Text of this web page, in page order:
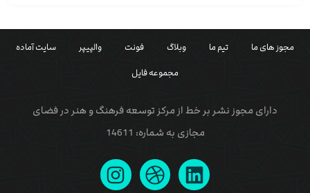
مجوز های ما تیم ما وبلاگ فونت والپیپر سایت آماده
مجموعه فایل
دارای مجوز نشر بر خط از مرکز توسعه فرهنگ و هنر در فضای
مجازی به شماره: 14611